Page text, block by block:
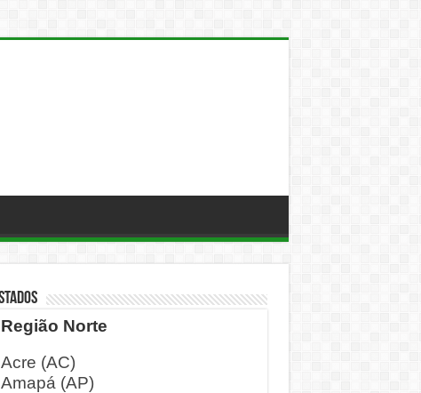
Região Norte
Acre (AC)
Amapá (AP)